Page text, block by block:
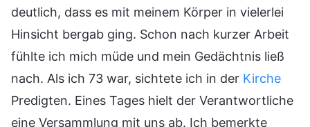
deutlich, dass es mit meinem Körper in vielerlei
Hinsicht bergab ging. Schon nach kurzer Arbeit
fühlte ich mich müde und mein Gedächtnis ließ
nach. Als ich 73 war, sichtete ich in der Kirche
Predigten. Eines Tages hielt der Verantwortliche
eine Versammlung mit uns ab. Ich bemerkte